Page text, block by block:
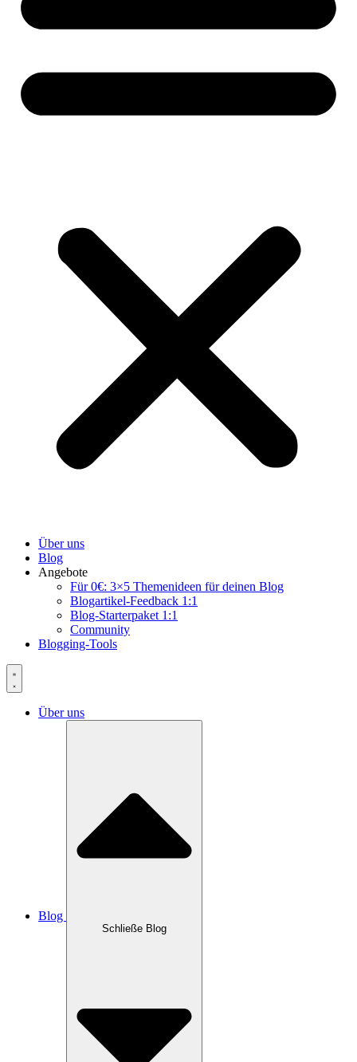
Über uns
Blog
Angebote
Für 0€: 3×5 Themenideen für deinen Blog
Blogartikel-Feedback 1:1
Blog-Starterpaket 1:1
Community
Blogging-Tools
Über uns
Blog
Schließe Blog